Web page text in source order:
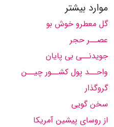
موارد بیشتر
گل معطرو خوش بو
عصــر حجر
جویدنــی بی پایان
واحــد پول کشــور چیــن
گروگذار
سخن گویی
از روسای پیشین آمریکا